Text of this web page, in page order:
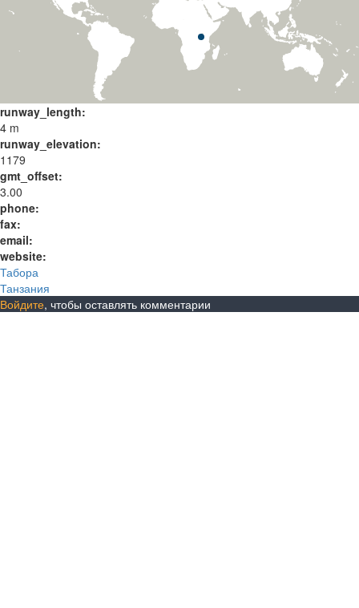
runway_length:
4 m
runway_elevation:
1179
gmt_offset:
3.00
phone:
fax:
email:
website:
Табора
Танзания
Войдите, чтобы оставлять комментарии